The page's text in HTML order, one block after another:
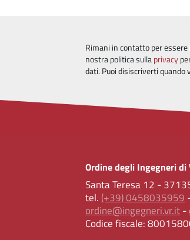
Rimani in contatto per
nostra politica sullaprivacy
dati. Puoi disiscriverti quando
Ordine degli Ingegneri di
Santa Teresa 12 -
tel. (+39) 0458035959
ordine@ingegneri.vr.it-
Codice fiscale: